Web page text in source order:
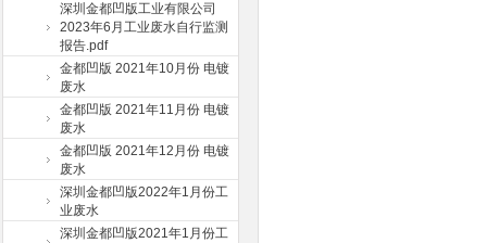
深圳金都凹版工业有限公司
2023年6月工业废水自行监测
报告.pdf
金都凹版 2021年10月份 电镀
废水
金都凹版 2021年11月份 电镀
废水
金都凹版 2021年12月份 电镀
废水
深圳金都凹版2022年1月份工
业废水
深圳金都凹版2021年1月份工